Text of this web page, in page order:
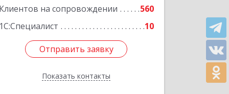
Клиентов на сопровождении
560
1С:Специалист
10
Отправить заявку
Показать контакты
Отправить заявку
Назад